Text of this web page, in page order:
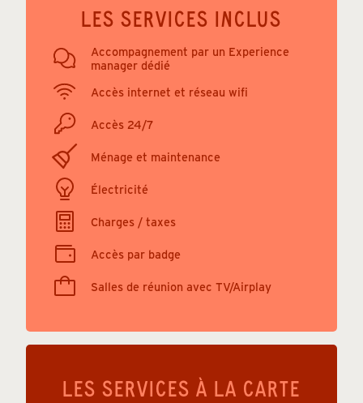
LES SERVICES INCLUS
Accompagnement par un Experience
manager dédié
Accès internet et réseau wifi
Accès 24/7
Ménage et maintenance
Électricité
Charges / taxes
Accès par badge
Salles de réunion avec TV/Airplay
LES SERVICES À LA CARTE